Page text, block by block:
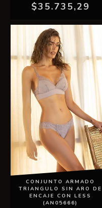
$35.735,29
CONJUNTO ARMADO
TRIANGULO SIN ARO DE
ENCAJE CON LESS
(AN05666)